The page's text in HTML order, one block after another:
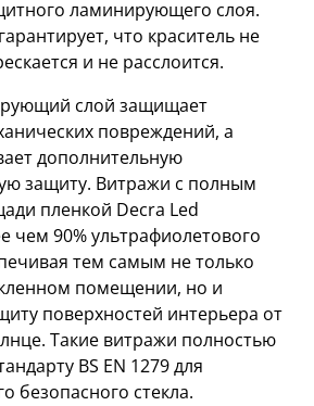
ламинирующего слоя.
что краситель не
и не расслоится.
слой защищает
повреждений, а
дополнительную
защиту. Витражи с полным
пленкой Decra Led
чем 90% ультрафиолетового
тем самым не только
помещении, но и
поверхностей интерьера от
Такие витражи полностью
BS EN 1279 для
безопасного стекла.